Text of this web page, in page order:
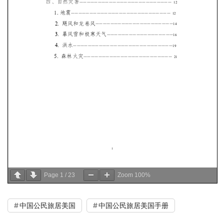
Page 1 / 23 Zoom 100%
中国公民旅居美国 中国公民旅居美国手册